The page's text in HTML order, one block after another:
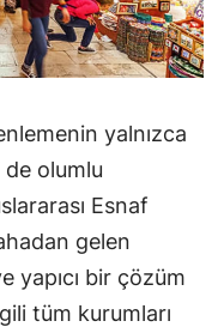
yalnızca
olumlu
Esnaf
gelen
yapıcı bir çözüm
tüm kurumları